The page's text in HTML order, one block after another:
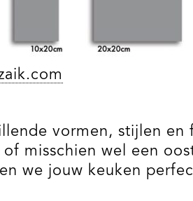
vormen, stijlen
misschien wel een
we jouw keuken